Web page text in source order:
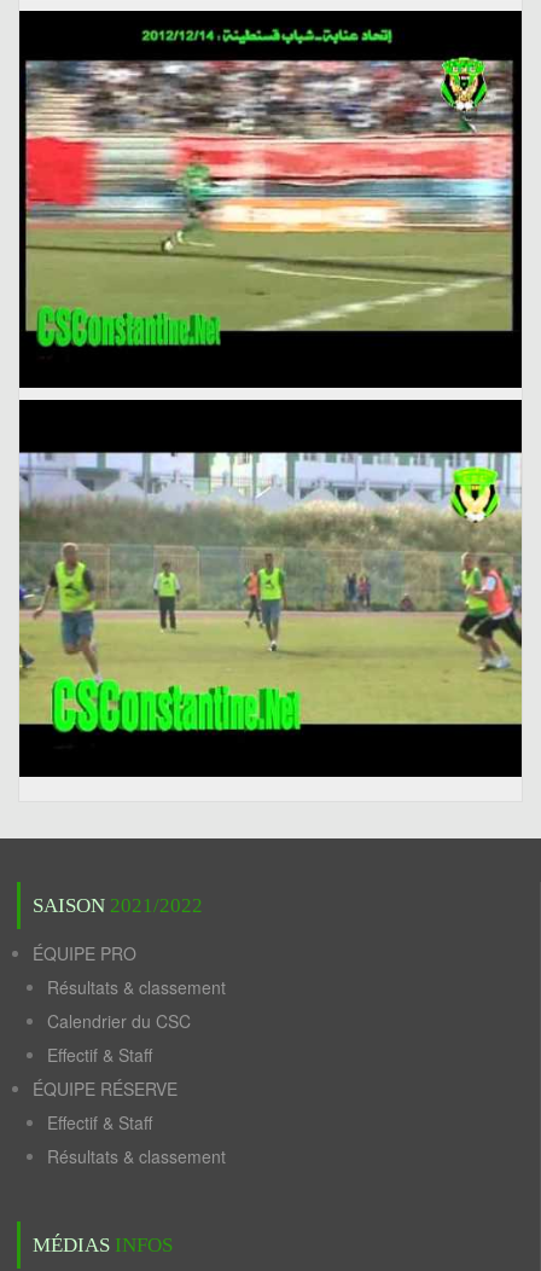
SAISON 2021/2022
ÉQUIPE PRO
Résultats & classement
Calendrier du CSC
Effectif & Staff
ÉQUIPE RÉSERVE
Effectif & Staff
Résultats & classement
MÉDIAS INFOS